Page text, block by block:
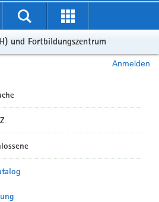
und Fortbildungszentrum
Anmelden